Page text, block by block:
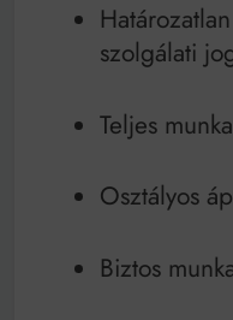
szolgálati
Teljes
Osztályos
Biztos